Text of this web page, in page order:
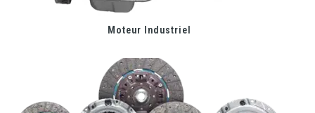
Moteur Industriel